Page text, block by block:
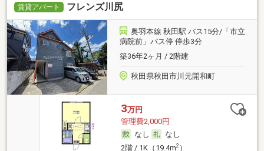
賃貸アパート フレンズ川尻
奥羽本線 秋田駅 バス15分/「市立
病院前」バス停 停歩3分
築36年2ヶ月 / 2階建
秋田県秋田市川元開和町
3万円
管理費2,000円
なし
なし
2階 / 1K（19.4m2）